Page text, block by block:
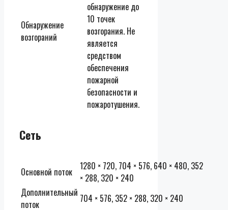
Обнаружение
возгораний
обнаружение до
10 точек
возгорания. Не
является
средством
обеспечения
пожарной
безопасности и
пожаротушения.
Сеть
Основной поток
1280 × 720, 704 × 576, 640 × 480, 352
× 288, 320 × 240
Дополнительный
поток
704 × 576, 352 × 288, 320 × 240